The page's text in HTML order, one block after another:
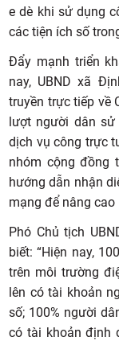
e dè khi sử dụng
các tiện ích số
Đẩy mạnh triển
nay, UBND xã
truyền trực tiếp về
lượt người dân sử
dịch vụ công trực
nhóm cộng đồng
hướng dẫn nhận
mạng để nâng
Phó Chủ tịch
biết: “Hiện nay,
trên môi trường
lên có tài khoản
số; 100% người
có tài khoản định